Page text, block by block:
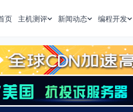
页 主机测评 新闻动态 编程开发